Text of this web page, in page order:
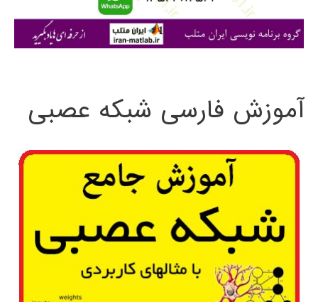
ی
آموزش فارسی شبکه عصبی